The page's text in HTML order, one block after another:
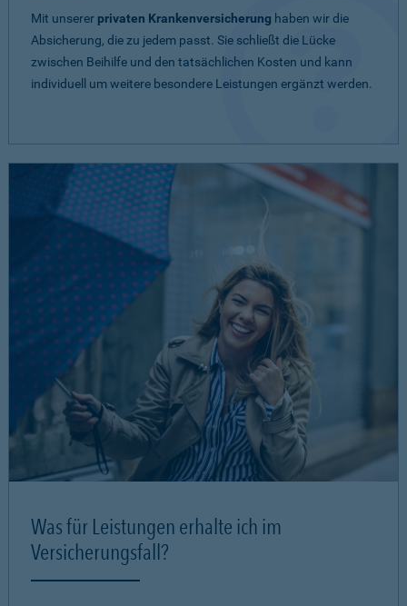
Mit unserer privaten Krankenversicherung haben wir die
Absicherung, die zu jedem passt. Sie schließt die Lücke
zwischen Beihilfe und den tatsächlichen Kosten und kann
individuell um weitere besondere Leistungen ergänzt werden.
Was für Leistungen erhalte ich im
Versicherungsfall?